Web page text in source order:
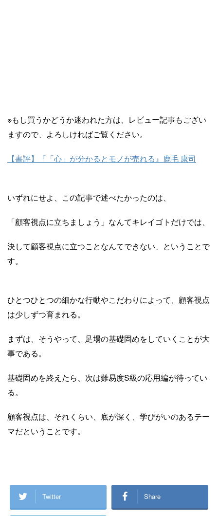
※もし買うかどうか迷われた方は、レビュー記事もござい
ますので、よろしければご覧ください。
【書評】『「心」が分かるとモノが売れる』鹿毛 康司
いずれにせよ、この記事で述べたかったのは、
「顧客視点に立ちましょう」なんてキレイゴトだけでは、
決して顧客視点に立つことなんてできない、ということで
す。
ひとつひとつの細かな行動やこだわりによって、顧客視点
は少しずつ育まれる。
まずは、そうやって、足場の基礎固めをしていくことが大
事である。
基礎固めを終えたら、次は難易度S級の応用編が待ってい
る。
顧客視点は、それくらい、底が深く、学びがいのあるテー
マだということです。
Twitter Share